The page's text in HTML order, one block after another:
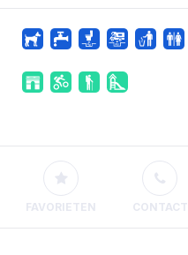
FAVORIETEN CONTACT